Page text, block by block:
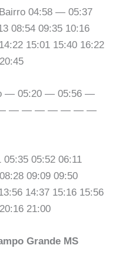
04:58 — 05:37
08:54 09:35 10:16
15:01 15:40 16:22
— 05:20 — 05:56 —
— — — — — — — —
05:52 06:11
09:09 09:50
14:37 15:16 15:56
21:00
Grande MS